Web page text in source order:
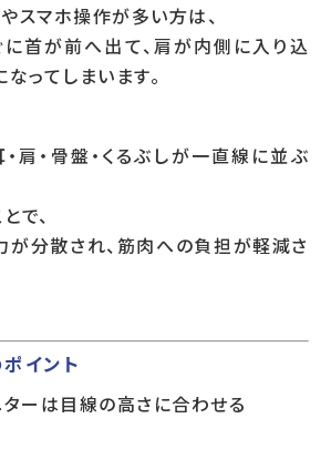
スマホ操作が多い方は、
に首が前へ出て、肩が内側に入り込
ってしまいます。
肩・骨盤・くるぶしが一直線に並ぶ
で、
分散され、筋肉への負担が軽減さ
イント
ターは目線の高さに合わせる